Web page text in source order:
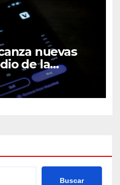
nuevas
de la
mercado
Buscar